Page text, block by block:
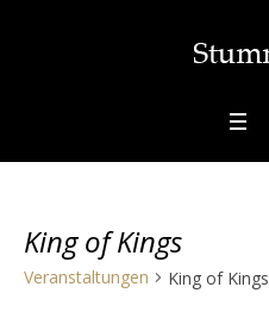
King of Kings
Veranstaltungen King of Kings